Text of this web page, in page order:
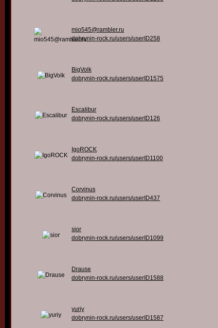
mio545@rambler.ru
dobrynin-rock.ru/users/userID258
BigVolk
dobrynin-rock.ru/users/userID1575
Escalibur
dobrynin-rock.ru/users/userID126
IgoROCK
dobrynin-rock.ru/users/userID1100
Corvinus
dobrynin-rock.ru/users/userID437
sior
dobrynin-rock.ru/users/userID1099
Drause
dobrynin-rock.ru/users/userID1588
yuriy
dobrynin-rock.ru/users/userID1587